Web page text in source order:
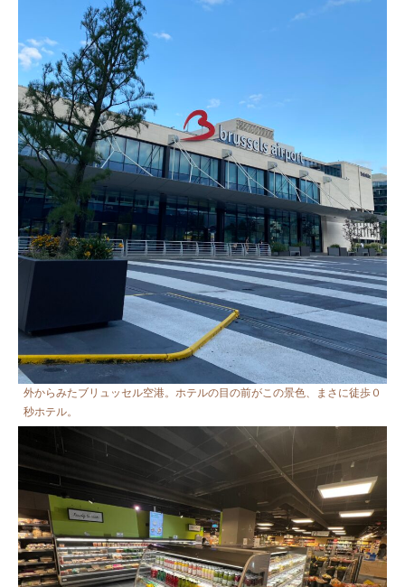
外からみたブリュッセル空港。ホテルの目の前がこの景色、まさに徒歩０
秒ホテル。